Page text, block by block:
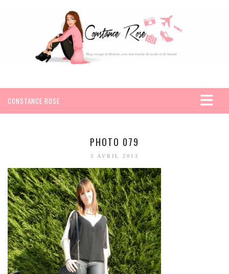
CONSTANCE ROSE
EGYPTE
SEYCHELLES
AMÉRIQUE
MEXIQUE
EUROPE
ESPAGNE
FRANCE
PHOTO 079
3 AVRIL 2013